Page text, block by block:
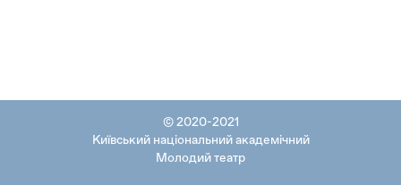
© 2020-2021
Київський національний академічний
Молодий театр